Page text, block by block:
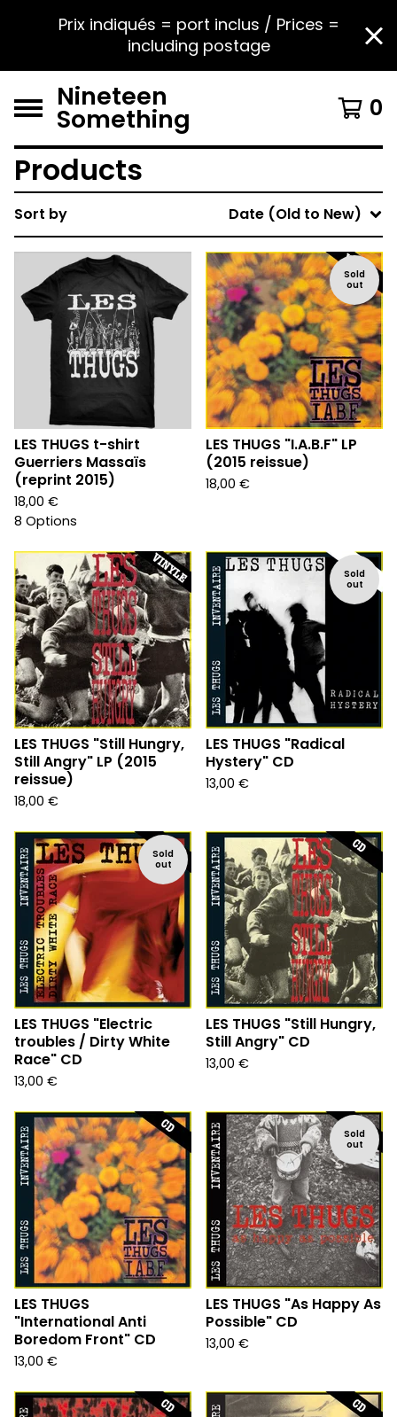
Prix indiqués = port inclus / Prices =
including postage
Nineteen
Something 0
Products
Sort by Date (Old to New)
LES THUGS t-shirt
Guerriers Massaïs
(reprint 2015)
18,00 €
8 Options
Sold
out
LES THUGS "I.A.B.F" LP
(2015 reissue)
18,00 €
LES THUGS "Still Hungry,
Still Angry" LP (2015
reissue)
18,00 €
Sold
out
LES THUGS "Radical
Hystery" CD
13,00 €
Sold
out
LES THUGS "Electric
troubles / Dirty White
Race" CD
13,00 €
LES THUGS "Still Hungry,
Still Angry" CD
13,00 €
LES THUGS
"International Anti
Boredom Front" CD
13,00 €
Sold
out
LES THUGS "As Happy As
Possible" CD
13,00 €